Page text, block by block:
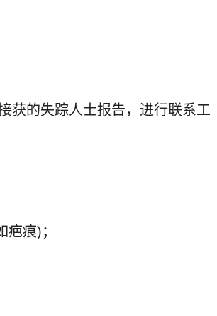
获的失踪人士报告，进行联系工
痕)；